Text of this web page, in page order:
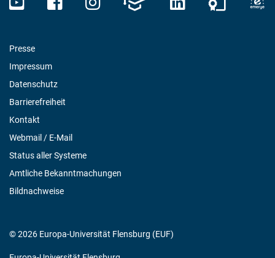
Presse
Impressum
Datenschutz
Barrierefreiheit
Kontakt
Webmail / E-Mail
Status aller Systeme
Amtliche Bekanntmachungen
Bildnachweise
© 2026 Europa-Universität Flensburg (EUF)